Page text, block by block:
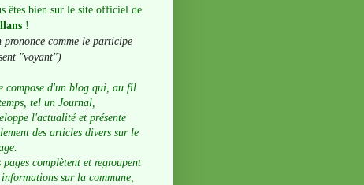
êtes bien sur le site officiel de
!
prononce comme le participe
"voyant")
compose d'un blog qui, au fil
tel un Journal,
l'actualité et présente
des articles divers sur le
pages complètent et regroupent
informations sur la commune,